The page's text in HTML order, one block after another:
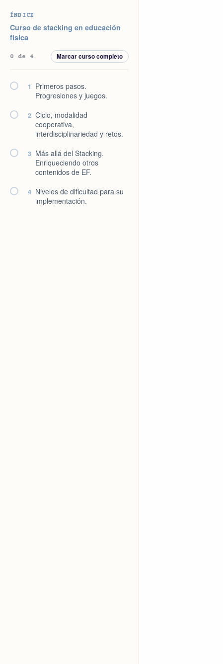
ÍNDICE
Curso de stacking en educación
física
0 de 4 Marcar curso completo
1
Primeros pasos.
Progresiones y juegos.
2 Ciclo, modalidad
cooperativa,
interdisciplinariedad y retos.
3 Más allá del Stacking.
Enriqueciendo otros
contenidos de EF.
4 Niveles de dificultad para su
implementación.